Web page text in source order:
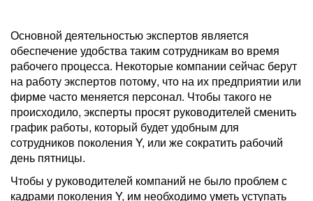
Основной деятельностью экспертов является
обеспечение удобства таким сотрудникам во время
рабочего процесса. Некоторые компании сейчас берут
на работу экспертов потому, что на их предприятии или
фирме часто меняется персонал. Чтобы такого не
происходило, эксперты просят руководителей сменить
график работы, который будет удобным для
сотрудников поколения Y, или же сократить рабочий
день пятницы.
Чтобы у руководителей компаний не было проблем с
кадрами поколения Y, им необходимо уметь уступать